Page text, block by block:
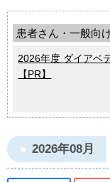
患者さん・一般向
2026年度 ダイアベ
【PR】
2026年08月